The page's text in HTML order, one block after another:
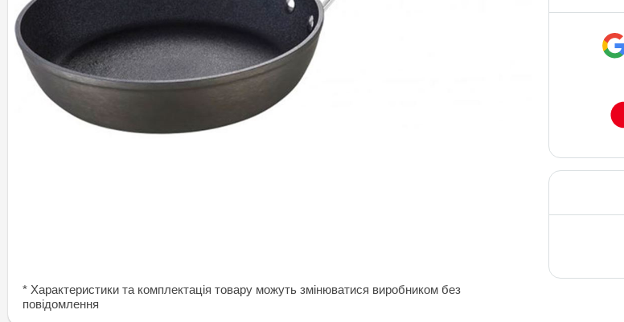
* Характеристики та комплектація товару можуть змінюватися виробником без
повідомлення